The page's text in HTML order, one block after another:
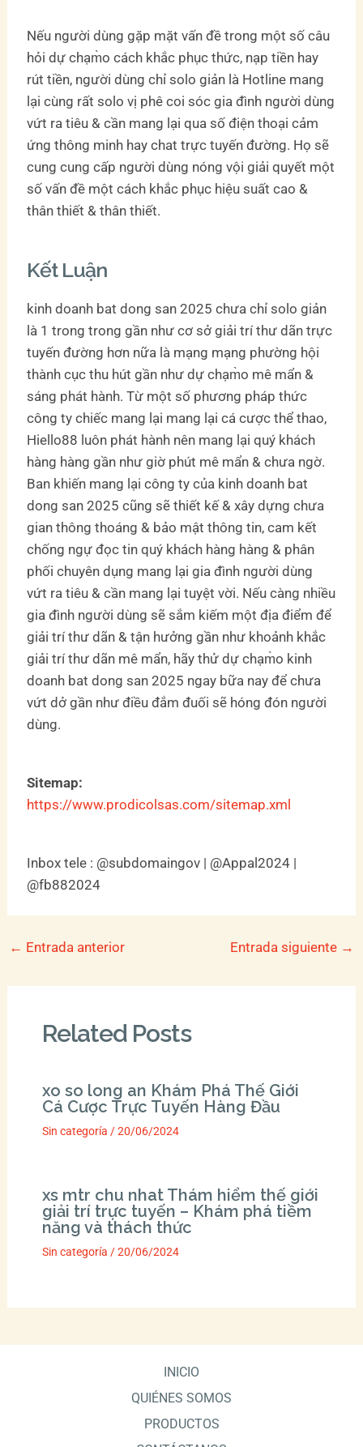
Nếu người dùng gặp mặt vấn đề trong một số câu
hỏi dự chạm̀o cách khắc phục thức, nạp tiền hay
rút tiền, người dùng chỉ solo giản là Hotline mang
lại cùng rất solo vị phê coi sóc gia đình người dùng
vứt ra tiêu & cần mang lại qua số điện thoại cảm
ứng thông minh hay chat trực tuyến đường. Họ sẽ
cung cung cấp người dùng nóng vội giải quyết một
số vấn đề một cách khắc phục hiệu suất cao &
thân thiết & thân thiết.
Kết Luận
kinh doanh bat dong san 2025 chưa chỉ solo giản
là 1 trong trong gần như cơ sở giải trí thư dãn trực
tuyến đường hơn nữa là mạng mạng phường hội
thành cục thu hút gần như dự chạm̀o mê mẩn &
sáng phát hành. Từ một số phương pháp thức
công ty chiếc mang lại mang lại cá cược thể thao,
Hiello88 luôn phát hành nên mang lại quý khách
hàng hàng gần như giờ phút mê mẩn & chưa ngờ.
Ban khiến mang lại công ty của kinh doanh bat
dong san 2025 cũng sẽ thiết kế & xây dựng chưa
gian thông thoáng & bảo mật thông tin, cam kết
chống ngự đọc tin quý khách hàng hàng & phân
phối chuyên dụng mang lại gia đình người dùng
vứt ra tiêu & cần mang lại tuyệt vời. Nếu càng nhiều
gia đình người dùng sẽ sắm kiếm một địa điểm để
giải trí thư dãn & tận hưởng gần như khoảnh khắc
giải trí thư dãn mê mẩn, hãy thử dự chạm̀o kinh
doanh bat dong san 2025 ngay bữa nay để chưa
vứt dở gần như điều đắm đuối sẽ hóng đón người
dùng.
Sitemap:
https://www.prodicolsas.com/sitemap.xml
Inbox tele : @subdomaingov | @Appal2024 |
@fb882024
← Entrada anterior Entrada siguiente →
Related Posts
xo so long an Khám Phá Thế Giới
Cá Cược Trực Tuyến Hàng Đầu
Sin categoría /20/06/2024
xs mtr chu nhat Thám hiểm thế giới
giải trí trực tuyến – Khám phá tiềm
năng và thách thức
Sin categoría /20/06/2024
INICIO
QUIÉNES SOMOS
PRODUCTOS